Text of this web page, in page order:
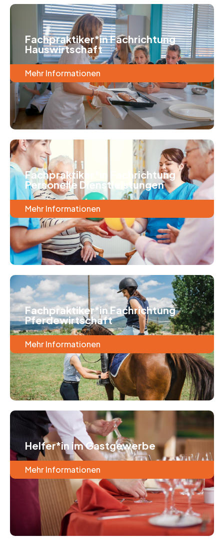
Fachpraktiker*in Fachrichtung
Hauswirtschaft
Mehr Informationen
Fachpraktiker*in Fachrichtung
Personelle Dienstleistungen
Mehr Informationen
Fachpraktiker*in Fachrichtung
Pferdewirtschaft
Mehr Informationen
Helfer*in im Gastgewerbe
Mehr Informationen